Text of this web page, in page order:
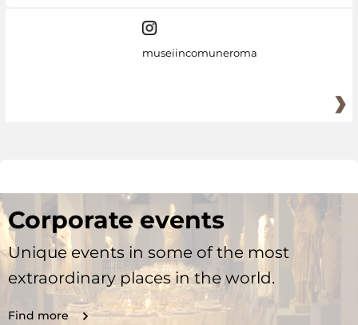
museiincomuneroma
Corporate events
Unique events in some of the most
extraordinary places in the world.
Find more